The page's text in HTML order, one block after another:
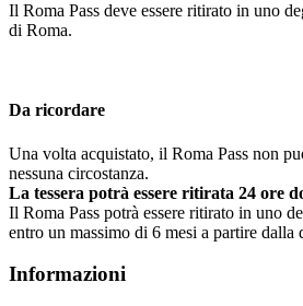
Il Roma Pass deve essere ritirato in uno
di Roma.
Da ricordare
Una volta acquistato, il Roma Pass non
nessuna circostanza.
La tessera potrà essere ritirata 24 ore
Il Roma Pass potrà essere ritirato in uno
entro un massimo di 6 mesi a partire dalla
Informazioni